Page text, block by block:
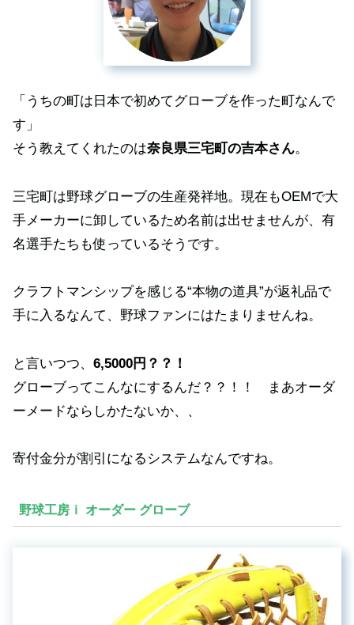
「うちの町は日本で初めてグローブを作った町なんで
す」
そう教えてくれたのは奈良県三宅町の吉本さん。
三宅町は野球グローブの生産発祥地。現在もOEMで大
手メーカーに卸しているため名前は出せませんが、有
名選手たちも使っているそうです。
クラフトマンシップを感じる“本物の道具”が返礼品で
手に入るなんて、野球ファンにはたまりませんね。
と言いつつ、 6,5000円？？！
グローブってこんなにするんだ？？！！ まあオーダ
ーメードならしかたないか、、
寄付金分が割引になるシステムなんですね。
野球工房ｉ オーダー グローブ